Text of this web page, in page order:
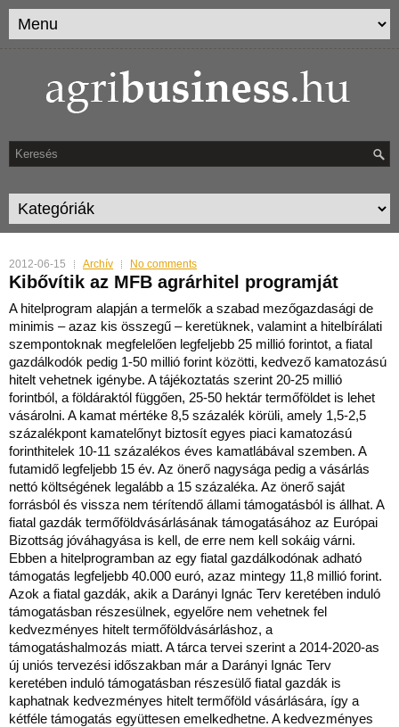
2012-06-15 Archív No comments
Kibővítik az MFB agrárhitel programját
A hitelprogram alapján a termelők a szabad mezőgazdasági de
minimis – azaz kis összegű – keretüknek, valamint a hitelbírálati
szempontoknak megfelelően legfeljebb 25 millió forintot, a fiatal
gazdálkodók pedig 1-50 millió forint közötti, kedvező kamatozású
hitelt vehetnek igénybe. A tájékoztatás szerint 20-25 millió
forintból, a földáraktól függően, 25-50 hektár termőföldet is lehet
vásárolni. A kamat mértéke 8,5 százalék körüli, amely 1,5-2,5
százalékpont kamatelőnyt biztosít egyes piaci kamatozású
forinthitelek 10-11 százalékos éves kamatlábával szemben. A
futamidő legfeljebb 15 év. Az önerő nagysága pedig a vásárlás
nettó költségének legalább a 15 százaléka. Az önerő saját
forrásból és vissza nem térítendő állami támogatásból is állhat. A
fiatal gazdák termőföldvásárlásának támogatásához az Európai
Bizottság jóváhagyása is kell, de erre nem kell sokáig várni.
Ebben a hitelprogramban az egy fiatal gazdálkodónak adható
támogatás legfeljebb 40.000 euró, azaz mintegy 11,8 millió forint.
Azok a fiatal gazdák, akik a Darányi Ignác Terv keretében induló
támogatásban részesülnek, egyelőre nem vehetnek fel
kedvezményes hitelt termőföldvásárláshoz, a
támogatáshalmozás miatt. A tárca tervei szerint a 2014-2020-as
új uniós tervezési időszakban már a Darányi Ignác Terv
keretében induló támogatásban részesülő fiatal gazdák is
kaphatnak kedvezményes hitelt termőföld vásárlására, így a
kétféle támogatás együttesen emelkedhetne. A kedvezményes